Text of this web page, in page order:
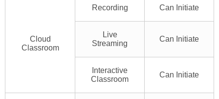
Cloud
Classroom
Recording Can Initiate
Live
Streaming
Can Initiate
Interactive
Classroom
Can Initiate